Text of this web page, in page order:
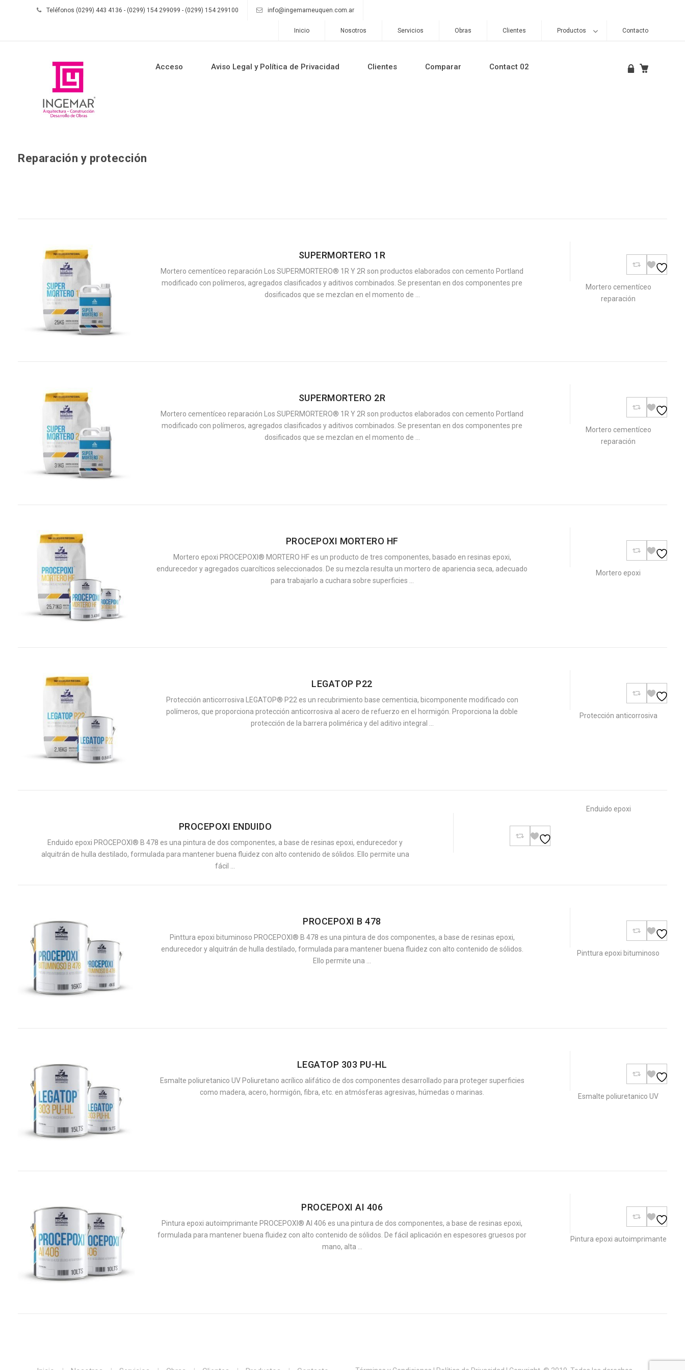
Teléfonos (0299) 443 4136 - (0299) 154 299099 - (0299) 154 299100 info@ingemarneuquen.com.ar
Inicio Nosotros Servicios Obras Clientes Productos Contacto
Acceso Aviso Legal y Política de Privacidad Clientes Comparar Contact 02
Skip to content
Reparación y protección
SUPERMORTERO 1R
Mortero cementíceo reparación Los SUPERMORTERO® 1R Y 2R son productos elaborados con cemento Portland
modificado con polímeros, agregados clasificados y aditivos combinados. Se presentan en dos componentes pre
dosificados que se mezclan en el momento de ...
Mortero cementíceo
reparación
SUPERMORTERO 2R
Mortero cementíceo reparación Los SUPERMORTERO® 1R Y 2R son productos elaborados con cemento Portland
modificado con polímeros, agregados clasificados y aditivos combinados. Se presentan en dos componentes pre
dosificados que se mezclan en el momento de ...
Mortero cementíceo
reparación
PROCEPOXI MORTERO HF
Mortero epoxi PROCEPOXI® MORTERO HF es un producto de tres componentes, basado en resinas epoxi,
endurecedor y agregados cuarcíticos seleccionados. De su mezcla resulta un mortero de apariencia seca, adecuado
para trabajarlo a cuchara sobre superficies ...
Mortero epoxi
LEGATOP P22
Protección anticorrosiva LEGATOP® P22 es un recubrimiento base cementicia, bicomponente modificado con
polímeros, que proporciona protección anticorrosiva al acero de refuerzo en el hormigón. Proporciona la doble
protección de la barrera polimérica y del aditivo integral ...
Protección anticorrosiva
PROCEPOXI ENDUIDO
Enduido epoxi PROCEPOXI® B 478 es una pintura de dos componentes, a base de resinas epoxi, endurecedor y
alquitrán de hulla destilado, formulada para mantener buena fluidez con alto contenido de sólidos. Ello permite una
fácil ...
Enduido epoxi
PROCEPOXI B 478
Pinttura epoxi bituminoso PROCEPOXI® B 478 es una pintura de dos componentes, a base de resinas epoxi,
endurecedor y alquitrán de hulla destilado, formulada para mantener buena fluidez con alto contenido de sólidos.
Ello permite una ...
Pinttura epoxi bituminoso
LEGATOP 303 PU-HL
Esmalte poliuretanico UV Poliuretano acrílico alifático de dos componentes desarrollado para proteger superficies
como madera, acero, hormigón, fibra, etc. en atmósferas agresivas, húmedas o marinas.
Esmalte poliuretanico UV
PROCEPOXI AI 406
Pintura epoxi autoimprimante PROCEPOXI® AI 406 es una pintura de dos componentes, a base de resinas epoxi,
formulada para mantener buena fluidez con alto contenido de sólidos. De fácil aplicación en espesores gruesos por
mano, alta ...
Pintura epoxi autoimprimante